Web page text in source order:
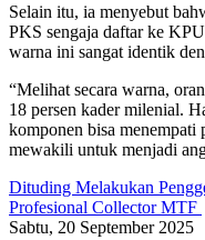
Selain itu, ia menyebut
PKS sengaja daftar ke
warna ini sangat identik
“Melihat secara warna,
18 persen kader milenial.
komponen bisa menempati
mewakili untuk menjadi
Dituding Melakukan
Profesional Collector MTF
Sabtu, 20 September 2025